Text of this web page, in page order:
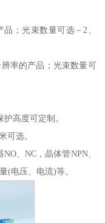
；光束数量可选－2、
率的产品；光束数量可
高度可定制。
可选。
、NC，晶体管NPN、
(电压、电流)等。